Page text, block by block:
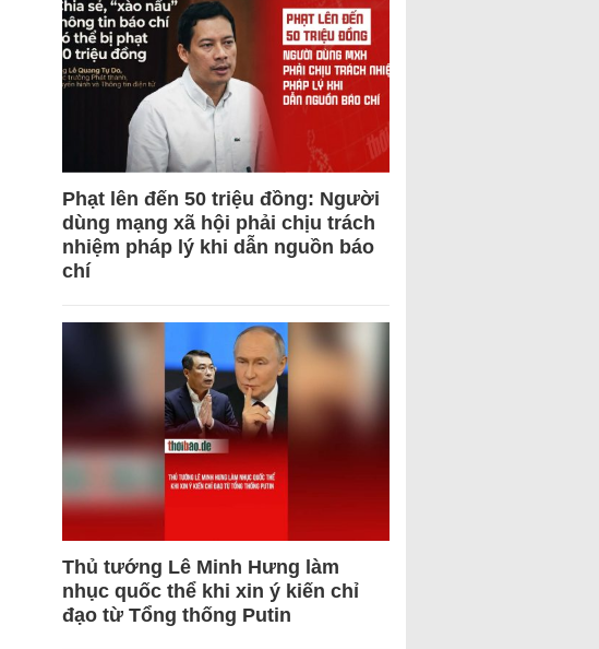
Phạt lên đến 50 triệu đồng: Người
dùng mạng xã hội phải chịu trách
nhiệm pháp lý khi dẫn nguồn báo
chí
Thủ tướng Lê Minh Hưng làm
nhục quốc thể khi xin ý kiến chỉ
đạo từ Tổng thống Putin